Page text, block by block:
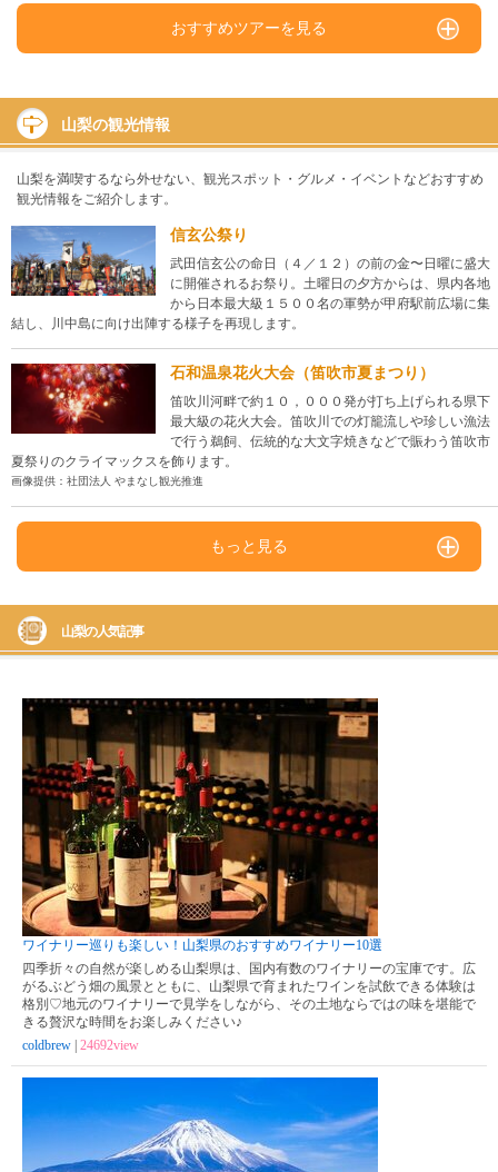
おすすめツアーを見る
山梨の観光情報
山梨を満喫するなら外せない、観光スポット・グルメ・イベントなどおすすめ
観光情報をご紹介します。
信玄公祭り
武田信玄公の命日（４／１２）の前の金〜日曜に盛大
に開催されるお祭り。土曜日の夕方からは、県内各地
から日本最大級１５００名の軍勢が甲府駅前広場に集
結し、川中島に向け出陣する様子を再現します。
石和温泉花火大会（笛吹市夏まつり）
笛吹川河畔で約１０，０００発が打ち上げられる県下
最大級の花火大会。笛吹川での灯籠流しや珍しい漁法
で行う鵜飼、伝統的な大文字焼きなどで賑わう笛吹市
夏祭りのクライマックスを飾ります。
画像提供：社団法人 やまなし観光推進
もっと見る
山梨の人気記事
ワイナリー巡りも楽しい！山梨県のおすすめワイナリー10選
四季折々の自然が楽しめる山梨県は、国内有数のワイナリーの宝庫です。広
がるぶどう畑の風景とともに、山梨県で育まれたワインを試飲できる体験は
格別♡地元のワイナリーで見学をしながら、その土地ならではの味を堪能で
きる贅沢な時間をお楽しみください♪
coldbrew 24692view